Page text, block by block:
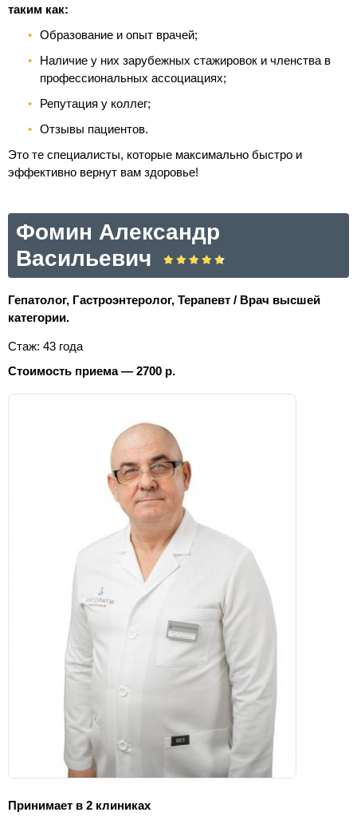
таким как:
Образование и опыт врачей;
Наличие у них зарубежных стажировок и членства в
профессиональных ассоциациях;
Репутация у коллег;
Отзывы пациентов.
Это те специалисты, которые максимально быстро и
эффективно вернут вам здоровье!
Фомин Александр
Васильевич
Гепатолог, Гастроэнтеролог, Терапевт / Врач высшей
категории.
Стаж: 43 года
Стоимость приема — 2700 р.
Принимает в 2 клиниках